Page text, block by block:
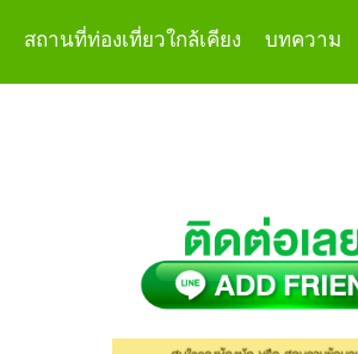
สถานที่ท่องเที่ยวใกล้เคียง บทความ